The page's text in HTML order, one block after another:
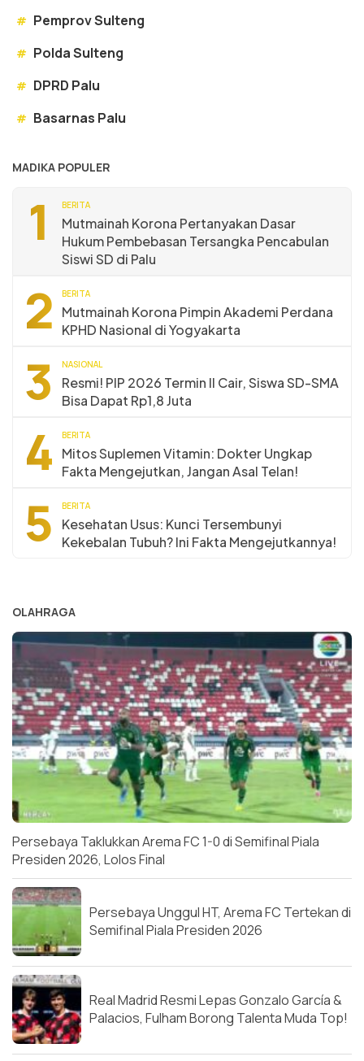
# Pemprov Sulteng
# Polda Sulteng
# DPRD Palu
# Basarnas Palu
MADIKA POPULER
1 BERITA
Mutmainah Korona Pertanyakan Dasar
Hukum Pembebasan Tersangka Pencabulan
Siswi SD di Palu
2 BERITA
Mutmainah Korona Pimpin Akademi Perdana
KPHD Nasional di Yogyakarta
3 NASIONAL
Resmi! PIP 2026 Termin II Cair, Siswa SD-SMA
Bisa Dapat Rp1,8 Juta
4 BERITA
Mitos Suplemen Vitamin: Dokter Ungkap
Fakta Mengejutkan, Jangan Asal Telan!
5 BERITA
Kesehatan Usus: Kunci Tersembunyi
Kekebalan Tubuh? Ini Fakta Mengejutkannya!
OLAHRAGA
Persebaya Taklukkan Arema FC 1-0 di Semifinal Piala
Presiden 2026, Lolos Final
Persebaya Unggul HT, Arema FC Tertekan di
Semifinal Piala Presiden 2026
Real Madrid Resmi Lepas Gonzalo García &
Palacios, Fulham Borong Talenta Muda Top!